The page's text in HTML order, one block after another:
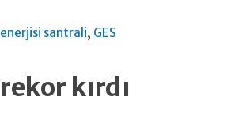
santrali, GES
kırdı